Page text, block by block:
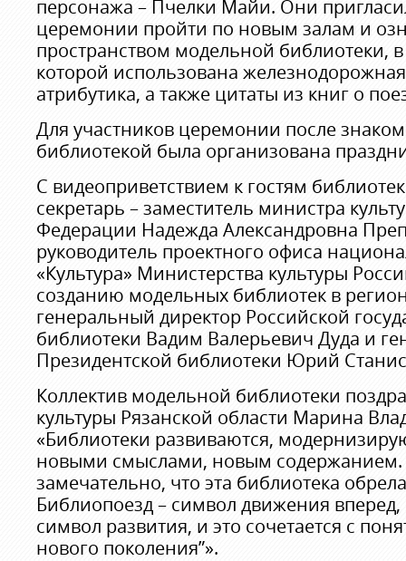
персонажа – Пчелки Майи. Они
церемонии пройти по новым залам и
пространством модельной библиотеки,
которой использована
атрибутика, а также цитаты из книг о
Для участников церемонии после
библиотекой была организована
С видеоприветствием к гостям
секретарь – заместитель министра
Федерации Надежда Александровна
руководитель проектного офиса
«Культура» Министерства культуры
созданию модельных библиотек в
генеральный директор Российской
библиотеки Вадим Валерьевич Дуда и
Президентской библиотеки Юрий
Коллектив модельной библиотеки
культуры Рязанской области Марина
«Библиотеки развиваются,
новыми смыслами, новым
замечательно, что эта библиотека
Библиопоезд – символ движения
символ развития, и это сочетается с
нового поколения”».